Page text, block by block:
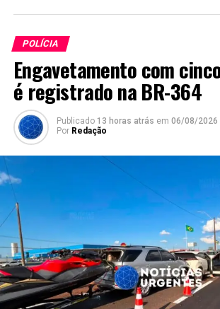
POLÍCIA
Engavetamento com
é registrado na BR-364
Publicado 13 horas atrás em 06/08/2026
Por Redação